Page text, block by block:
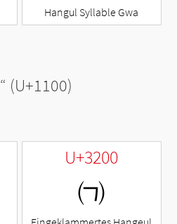
Hangul Syllable Gwa
“ (U+1100)
U+3200
㈀